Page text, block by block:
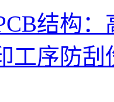
结构
工序防